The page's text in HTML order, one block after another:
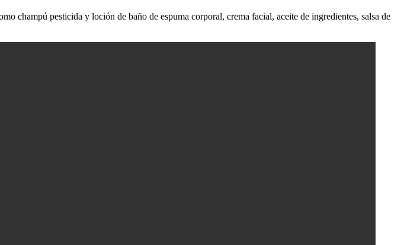
champú pesticida y loción de baño de espuma corporal, crema facial, aceite de ingredientes, salsa de